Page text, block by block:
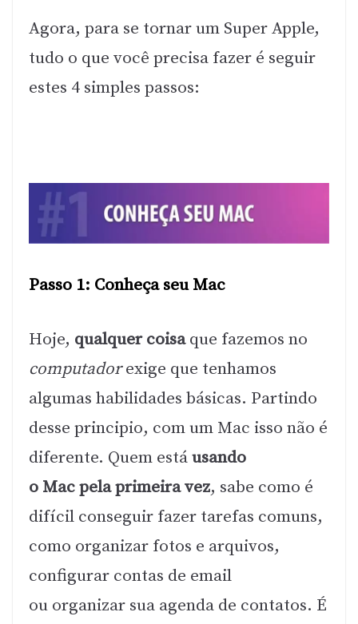
Agora, para se tornar um Super Apple,
tudo o que você precisa fazer é seguir
estes 4 simples passos:
Passo 1: Conheça seu Mac
Hoje, qualquer coisaque fazemos no
computadorexige que tenhamos
algumas habilidades básicas. Partindo
desse principio, com um Mac isso não é
diferente. Quem estáusando
o Mac pela primeira vez, sabe como é
difícil conseguir fazer tarefas comuns,
como organizar fotos e arquivos,
configurar contas de email
ou organizar sua agenda de contatos. É